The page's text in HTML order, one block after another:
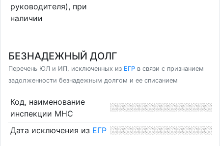
руководителя), при
наличии
БЕЗНАДЕЖНЫЙ ДОЛГ
Перечень ЮЛ и ИП, исключенных из ЕГР в связи с признанием
задолженности безнадежным долгом и ее списанием
Код, наименование
инспекции МНС
Дата исключения из ЕГР